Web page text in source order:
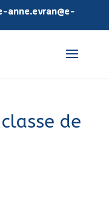
anne.evran@e-
de